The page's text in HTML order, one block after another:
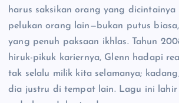
harus saksikan orang yang dicintainya
pelukan orang lain—bukan putus
yang penuh paksaan ikhlas. Tahun
hiruk-pikuk kariernya, Glenn hadapi
tak selalu milik kita selamanya;
dia justru di tempat lain. Lagu ini